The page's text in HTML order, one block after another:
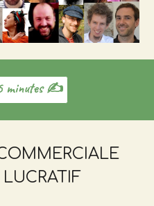
minutes ✍️